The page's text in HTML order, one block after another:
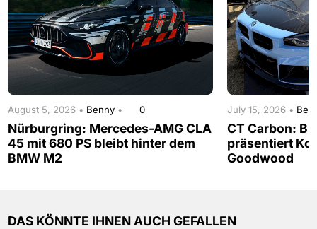
August 5, 2026 • Benny • 0
Nürburgring: Mercedes-AMG CLA
45 mit 680 PS bleibt hinter dem
BMW M2
July 15, 2026 •
CT Carbon:
präsentiert
Goodwood
DAS KÖNNTE IHNEN AUCH GEFALLEN